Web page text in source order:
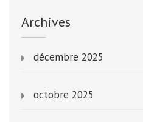
Archives
décembre 2025
octobre 2025